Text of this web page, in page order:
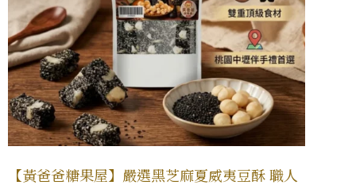
【黃爸爸糖果屋】嚴選黑芝麻夏威夷豆酥 職人